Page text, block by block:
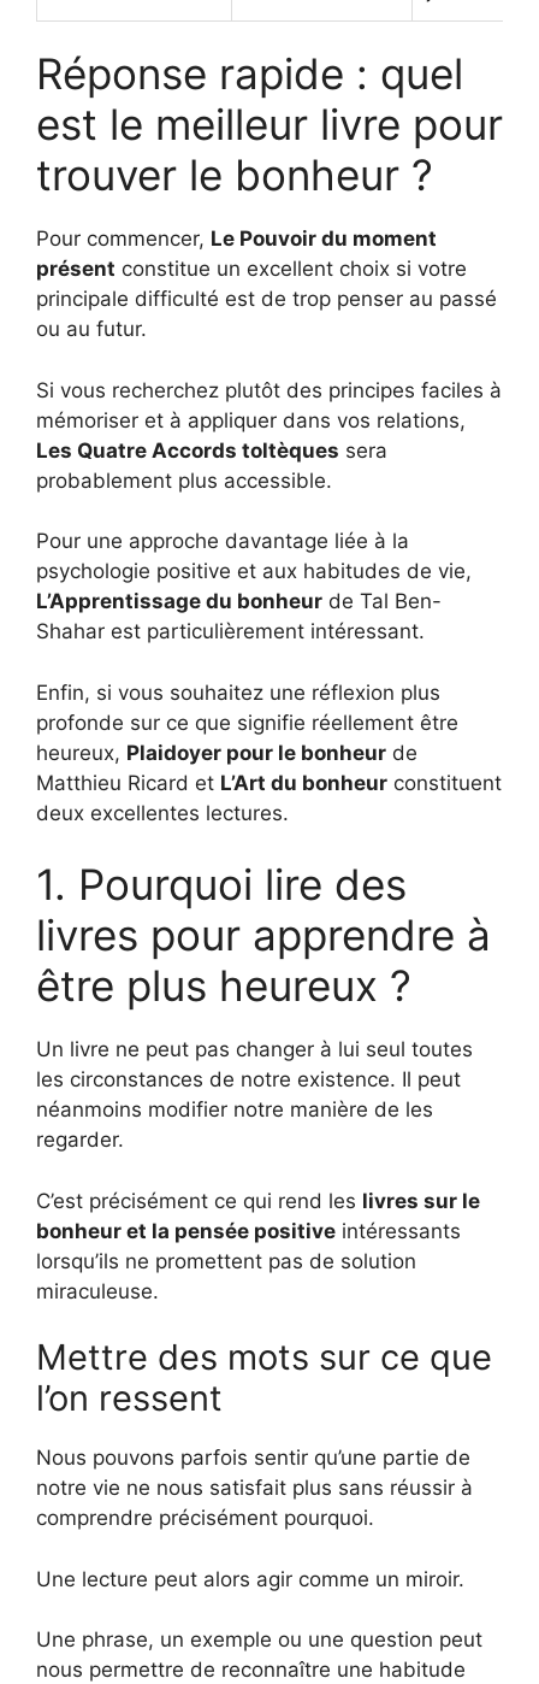
Réponse rapide : quel
est le meilleur livre pour
trouver le bonheur ?
Pour commencer, Le Pouvoir du moment
présent constitue un excellent choix si votre
principale difficulté est de trop penser au passé
ou au futur.
Si vous recherchez plutôt des principes faciles à
mémoriser et à appliquer dans vos relations,
Les Quatre Accords toltèques sera
probablement plus accessible.
Pour une approche davantage liée à la
psychologie positive et aux habitudes de vie,
L’Apprentissage du bonheur de Tal Ben-
Shahar est particulièrement intéressant.
Enfin, si vous souhaitez une réflexion plus
profonde sur ce que signifie réellement être
heureux, Plaidoyer pour le bonheur de
Matthieu Ricard et L’Art du bonheur constituent
deux excellentes lectures.
1. Pourquoi lire des
livres pour apprendre à
être plus heureux ?
Un livre ne peut pas changer à lui seul toutes
les circonstances de notre existence. Il peut
néanmoins modifier notre manière de les
regarder.
C’est précisément ce qui rend les livres sur le
bonheur et la pensée positive intéressants
lorsqu’ils ne promettent pas de solution
miraculeuse.
Mettre des mots sur ce que
l’on ressent
Nous pouvons parfois sentir qu’une partie de
notre vie ne nous satisfait plus sans réussir à
comprendre précisément pourquoi.
Une lecture peut alors agir comme un miroir.
Une phrase, un exemple ou une question peut
nous permettre de reconnaître une habitude